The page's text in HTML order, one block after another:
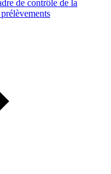
de contrôle de la